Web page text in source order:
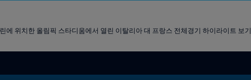
에 위치한 올림픽 스타디움에서 열린 이탈리아 대 프랑스 전체경기 하이라이트 보기